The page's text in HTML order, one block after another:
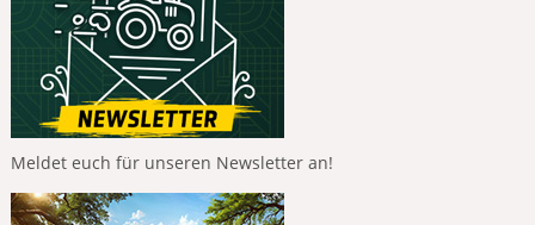
Meldet euch für unseren Newsletter an!